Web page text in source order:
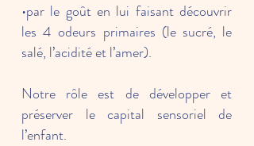
•par le goût en lui faisant découvrir
les 4 odeurs primaires (le sucré, le
salé, l’acidité et l’amer).
Notre rôle est de développer et
préserver le capital sensoriel de
l’enfant.